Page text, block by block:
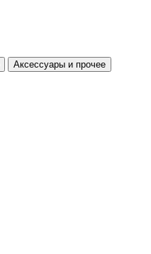
Аксессуары и прочее